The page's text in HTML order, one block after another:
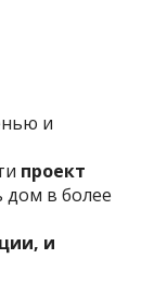
и
проект
дом в более
и